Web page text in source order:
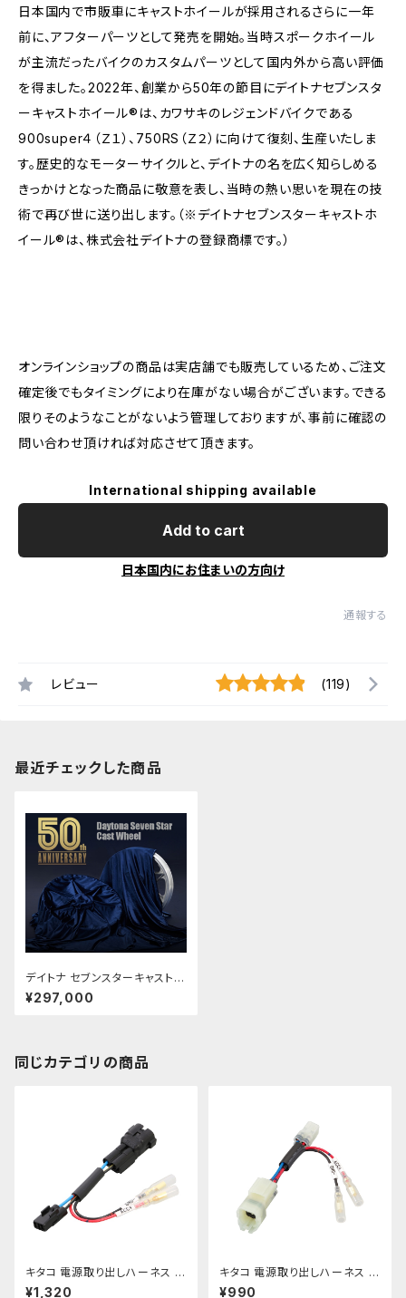
日本国内で市販車にキャストホイールが採用されるさらに一年
前に、アフターパーツとして発売を開始。当時スポークホイール
が主流だったバイクのカスタムパーツとして国内外から高い評価
を得ました。2022年、創業から50年の節目にデイトナセブンスタ
ーキャストホイール®︎は、カワサキのレジェンドバイクである
900super４（Ｚ１）、750RS（Ｚ２）に向けて復刻、生産いたしま
す。歴史的なモーターサイクルと、デイトナの名を広く知らしめる
きっかけとなった商品に敬意を表し、当時の熱い思いを現在の技
術で再び世に送り出します。（※デイトナセブンスターキャストホ
イール®︎は、株式会社デイトナの登録商標です。）
オンラインショップの商品は実店舗でも販売しているため、ご注文
確定後でもタイミングにより在庫がない場合がございます。できる
限りそのようなことがないよう管理しておりますが、事前に確認の
問い合わせ頂ければ対応させて頂きます。
International shipping available
Add to cart
日本国内にお住まいの方向け
通報する
レビュー (119)
最近チェックした商品
デイトナ セブンスターキャストホ
イール Z1/Z2 【箱入り新品】
¥297,000
同じカテゴリの商品
キタコ 電源取り出しハーネス Z
900RS/-カフェ etc 【756-90
¥1,320
キタコ 電源取り出しハーネス Z
125プロ・ニンジャ250SL etc
¥990